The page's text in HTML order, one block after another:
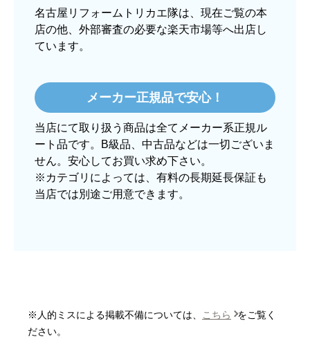
2025年12月24日 21:44
欲しい商品をスムーズに注文できましたか？
はい
ショップからの連絡や対応は適切でしたか？
はい
予定の期日までに商品が届きましたか？
名古屋リフォームトリカエ隊は、現在ご覧の本
店の他、外部審査の必要な楽天市場等へ出店し
ています。
メーカー正規品で安心！
当店にて取り扱う商品は全てメーカー系正規ル
ート品です。B級品、中古品などは一切ございま
せん。安心してお買い求め下さい。
※カテゴリによっては、有料の長期延長保証も
当店では別途ご用意できます。
※人的ミスによる掲載不備については、 こちら
をご覧く
ださい。